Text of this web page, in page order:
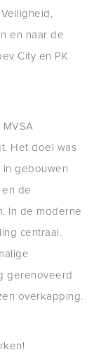
en naar de
City en PK
Het doel was
gebouwen
de
In de moderne
centraal.
gerenoveerd
overkapping.